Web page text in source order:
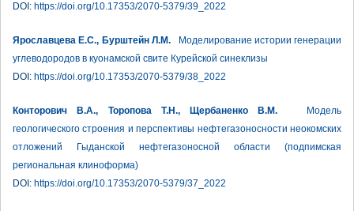
DOI: https://doi.org/10.17353/2070-5379/39_2022
Ярославцева Е.С., Бурштейн Л.М.Моделирование истории генерации
углеводородов в куонамской свите Курейской синеклизы
DOI: https://doi.org/10.17353/2070-5379/38_2022
Конторович В.А., Торопова Т.Н., Щербаненко В.М. Модель
геологического строения и перспективы нефтегазоносности неокомских
отложений Гыданской нефтегазоносной области (подпимская
региональная клиноформа)
DOI: https://doi.org/10.17353/2070-5379/37_2022